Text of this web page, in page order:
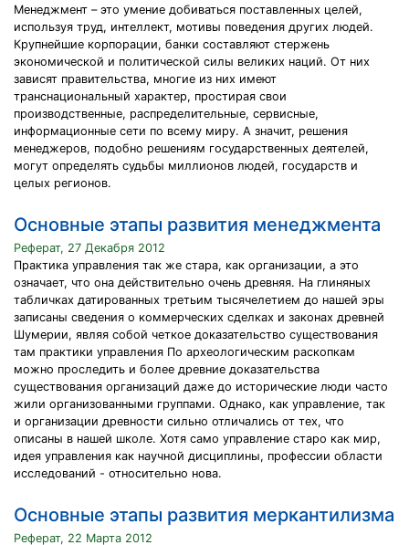
Менеджмент – это умение добиваться поставленных целей,
используя труд, интеллект, мотивы поведения других людей.
Крупнейшие корпорации, банки составляют стержень
экономической и политической силы великих наций. От них
зависят правительства, многие из них имеют
транснациональный характер, простирая свои
производственные, распределительные, сервисные,
информационные сети по всему миру. А значит, решения
менеджеров, подобно решениям государственных деятелей,
могут определять судьбы миллионов людей, государств и
целых регионов.
Основные этапы развития менеджмента
Реферат, 27 Декабря 2012
Практика управления так же стара, как организации, а это
означает, что она действительно очень древняя. На глиняных
табличках датированных третьим тысячелетием до нашей эры
записаны сведения о коммерческих сделках и законах древней
Шумерии, являя собой четкое доказательство существования
там практики управления По археологическим раскопкам
можно проследить и более древние доказательства
существования организаций даже до исторические люди часто
жили организованными группами. Однако, как управление, так
и организации древности сильно отличались от тех, что
описаны в нашей школе. Хотя само управление старо как мир,
идея управления как научной дисциплины, профессии области
исследований - относительно нова.
Основные этапы развития меркантилизма
Реферат, 22 Марта 2012